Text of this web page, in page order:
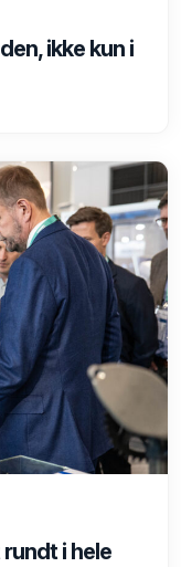
ikke kun i
i hele